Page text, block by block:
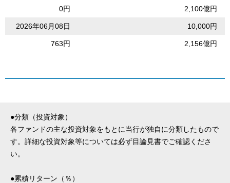
0円 2,100億円
2026年06月08日 10,000円
763円 2,156億円
●分類（投資対象）
各ファンドの主な投資対象をもとに当行が独自に分類したもので
す。詳細な投資対象等については必ず目論見書でご確認くださ
い。
●累積リターン（％）